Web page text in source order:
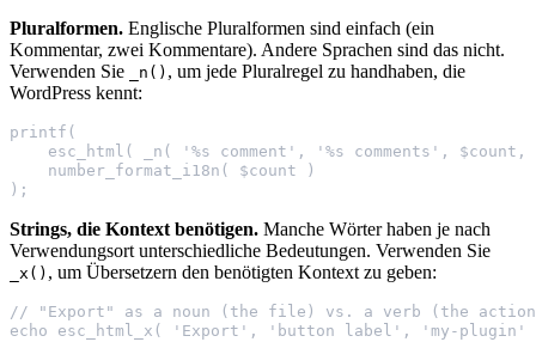
Pluralformen. Englische Pluralformen sind einfach (ein
Kommentar, zwei Kommentare). Andere Sprachen sind das nicht.
Verwenden Sie
_n() , um jede Pluralregel zu handhaben, die
WordPress kennt:
printf(
esc_html( _n( '%s comment', '%s comments', $count,
    number_format_i18n( $count )
);
Strings, die Kontext benötigen. Manche Wörter haben je nach
Verwendungsort unterschiedliche Bedeutungen. Verwenden Sie
_x() , um Übersetzern den benötigten Kontext zu geben:
// "Export" as a noun (the file) vs. a verb (the
echo esc_html_x( 'Export', 'button label', 'my-